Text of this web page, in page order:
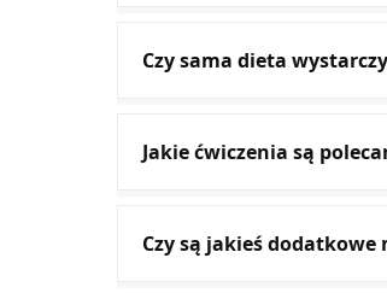
Czy sama dieta
Jakie ćwiczenia są
Czy są jakieś dodatkowe